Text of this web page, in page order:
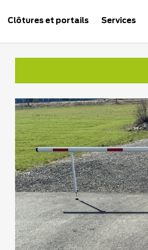
Clôtures et portails Services